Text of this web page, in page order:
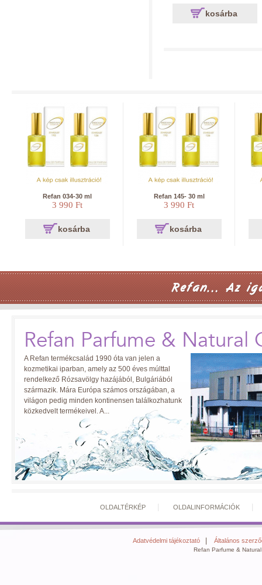
kosárba
Refan 034-30 ml
3 990 Ft
kosárba
Refan 145- 30 ml
3 990 Ft
kosárba
Refan Parfume & Natural
A Refan termékcsalád 1990 óta van jelen a
kozmetikai iparban, amely az 500 éves múlttal
rendelkező Rózsavölgy hazájából, Bulgáriából
származik. Mára Európa számos országában, a
világon pedig minden kontinensen találkozhatunk
közkedvelt termékeivel. A...
OLDALTÉRKÉP OLDALINFORMÁCIÓK
Adatvédelmi tájékoztató| Általános
Refan Parfume &